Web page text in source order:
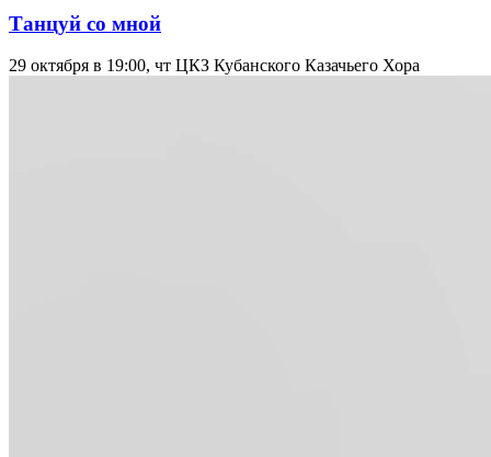
Танцуй со мной
29 октября в 19:00, чт ЦКЗ Кубанского Казачьего Хора